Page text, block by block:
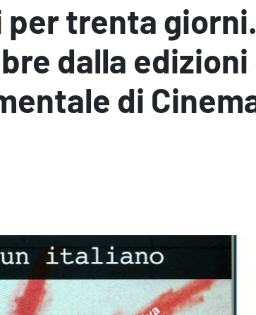
per trenta
dalla edizioni
di